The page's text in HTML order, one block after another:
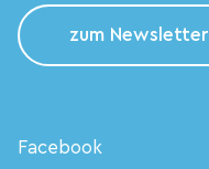
zum Newsletter
Facebook